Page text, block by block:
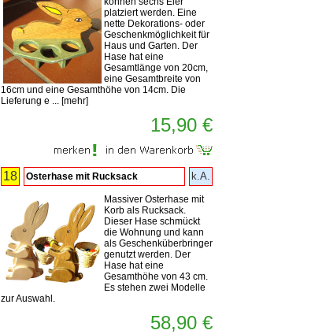
platziert werden. Eine
nette Dekorations- oder
Geschenkmöglichkeit für
Haus und Garten. Der
Hase hat eine
Gesamtlänge von 20cm,
eine Gesamtbreite von
16cm und eine Gesamthöhe von 14cm. Die
Lieferung e ... [mehr]
15,90 €
18 Osterhase mit Rucksack k.A.
Massiver Osterhase mit
Korb als Rucksack.
Dieser Hase schmückt
die Wohnung und kann
als Geschenküberbringer
genutzt werden. Der
Hase hat eine
Gesamthöhe von 43 cm.
Es stehen zwei Modelle
zur Auswahl.
58,90 €